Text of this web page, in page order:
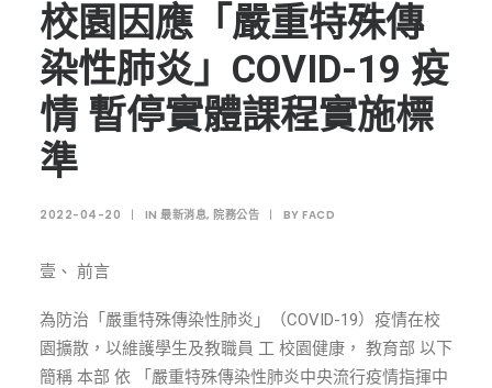
招生資訊
高中生專區
境外生專區 PROSPECTIVE STUDENTS
聯絡我們 CONTACT
ENGLISH
搜尋
校園因應「嚴重特殊傳
染性肺炎」COVID-19 疫
情 暫停實體課程實施標
準
2022-04-20 | IN 最新消息, 院務公告 | BY FACD
壹、 前言
為防治「嚴重特殊傳染性肺炎」（COVID-19）疫情在校
園擴散，以維護學生及教職員 工 校園健康， 教育部 以下
簡稱 本部 依 「嚴重特殊傳染性肺炎中央流行疫情指揮中